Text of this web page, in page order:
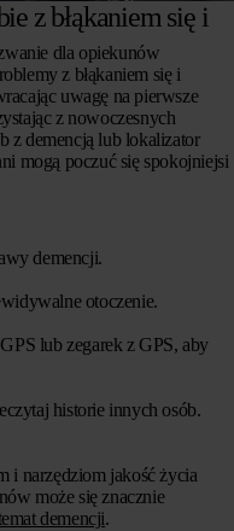
z błąkaniem się i
dla opiekunów
z błąkaniem się i
uwagę na pierwsze
z nowoczesnych
z demencją lub lokalizator
mogą poczuć się spokojniejsi
demencji.
otoczenie.
lub zegarek z GPS, aby
historie innych osób.
i narzędziom jakość życia
może się znacznie
demencji.